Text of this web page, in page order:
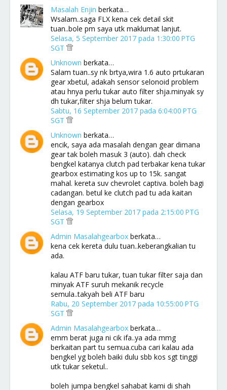
Masalah Enjin berkata…
Wsalam..saga FLX kena cek detail skit
tuan..bole pm saya utk maklumat lanjut.
Selasa, 5 September 2017 pada 1:30:00 PTG
SGT
Unknown berkata…
Salam tuan..sy nk brtya,wira 1.6 auto prtukaran
gear xbetul, adakah sensor selonoid problem
atau hnya perlu tukar auto filter shja.minyak sy
dh tukar,filter shja belum tukar.
Sabtu, 16 September 2017 pada 6:04:00 PTG
SGT
Unknown berkata…
encik, saya ada masalah dengan gear dimana
gear tak boleh masuk 3 (auto). dah check
bengkel katanya clutch pad terbakar kena tukar
gearbox estimating kos up to 15k. sangat
mahal. kereta suv chevrolet captiva. boleh bagi
cadangan. betul ke clutch pad tu ada kaitan
dengan gearbox
Selasa, 19 September 2017 pada 2:15:00 PTG
SGT
Admin Masalahgearbox berkata…
kena cek kereta dulu tuan..keberangkalian tu
ada.
kalau ATF baru tukar, tuan tukar filter saja dan
minyak ATF suruh mekanik recycle
semula..takyah beli ATF baru
Rabu, 20 September 2017 pada 10:55:00 PTG
SGT
Admin Masalahgearbox berkata…
emm berat juga ni cik ifa..ya ada mmg
berkaitan part tu semua.cuba cari kalau ada
bengkel yg boleh baiki dulu sbb kos sgt tinggi
utk tukar seketul..
boleh jumpa bengkel sahabat kami di shah